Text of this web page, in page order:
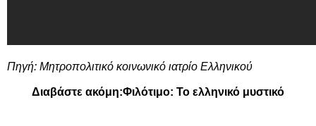
Πηγή: Μητροπολιτικό κοινωνικό ιατρίο Ελληνικού
Διαβάστε ακόμη:Φιλότιμο: Το ελληνικό μυστικό